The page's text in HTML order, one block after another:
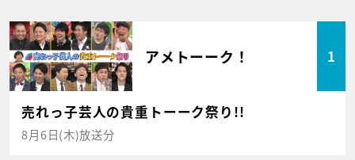
アメトーーク！ 1
売れっ子芸人の貴重トーーク祭り!!
8月6日(木)放送分